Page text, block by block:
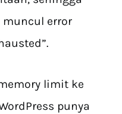
error
limit ke
punya